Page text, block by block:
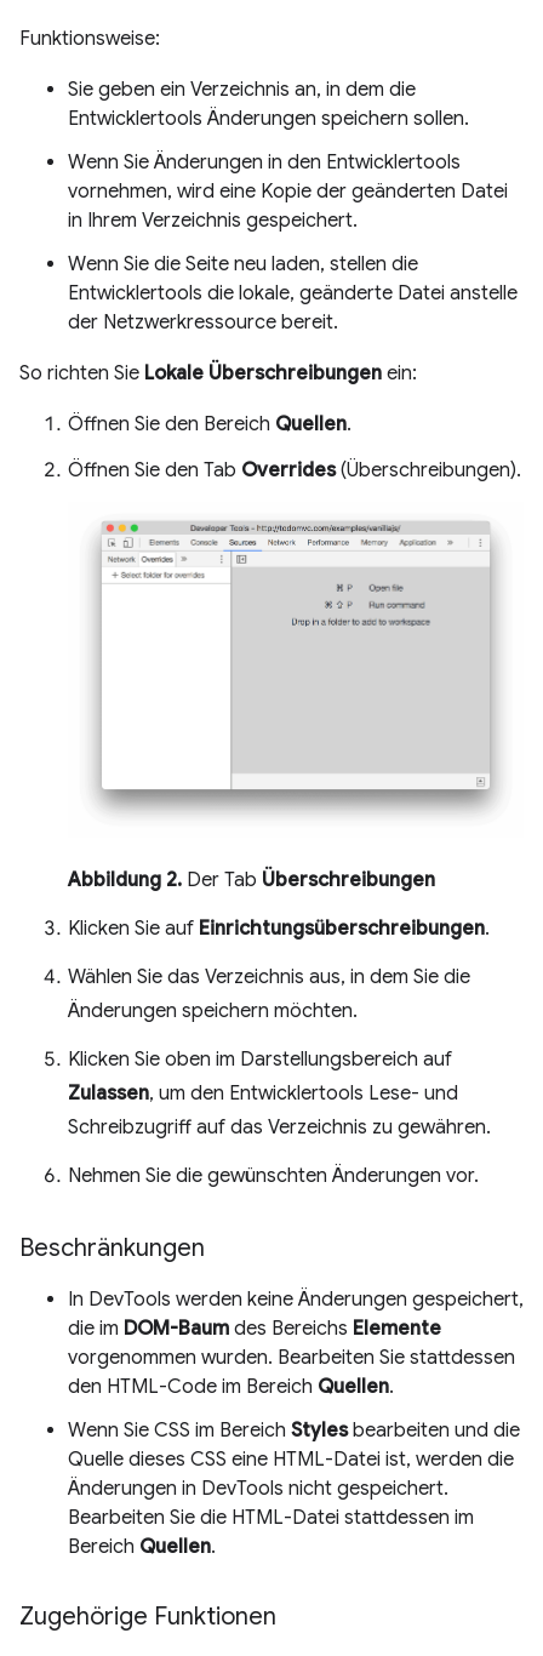
Funktionsweise:
Sie geben ein Verzeichnis an, in dem die
Entwicklertools Änderungen speichern sollen.
Wenn Sie Änderungen in den Entwicklertools
vornehmen, wird eine Kopie der geänderten Datei
in Ihrem Verzeichnis gespeichert.
Wenn Sie die Seite neu laden, stellen die
Entwicklertools die lokale, geänderte Datei anstelle
der Netzwerkressource bereit.
So richten Sie Lokale Überschreibungen ein:
Öffnen Sie den Bereich Quellen.
Öffnen Sie den Tab Overrides(Überschreibungen).
Abbildung 2. Der Tab Überschreibungen
Klicken Sie auf Einrichtungsüberschreibungen.
Wählen Sie das Verzeichnis aus, in dem Sie die
Änderungen speichern möchten.
Klicken Sie oben im Darstellungsbereich auf
Zulassen, um den Entwicklertools Lese- und
Schreibzugriff auf das Verzeichnis zu gewähren.
Nehmen Sie die gewünschten Änderungen vor.
Beschränkungen
In DevTools werden keine Änderungen gespeichert,
die im DOM-Baum des Bereichs Elemente
vorgenommen wurden. Bearbeiten Sie stattdessen
den HTML-Code im Bereich Quellen.
Wenn Sie CSS im Bereich Stylesbearbeiten und die
Quelle dieses CSS eine HTML-Datei ist, werden die
Änderungen in DevTools nicht gespeichert.
Bearbeiten Sie die HTML-Datei stattdessen im
Bereich Quellen.
Zugehörige Funktionen